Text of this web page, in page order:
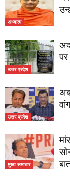
अध्यात्म
उत्तर प्रदेश
उत्तर प्रदेश
मुख्य समाचार